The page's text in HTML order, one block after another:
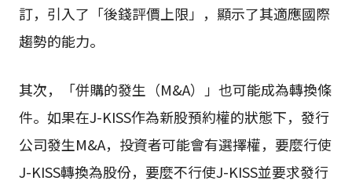
訂，引入了「後錢評價上限」，顯示了其適應國際
趨勢的能力。
其次，「併購的發生（M&A）」也可能成為轉換條
件。如果在J-KISS作為新股預約權的狀態下，發行
公司發生M&A，投資者可能會有選擇權，要麼行使
J-KISS轉換為股份，要麼不行使J-KISS並要求發行